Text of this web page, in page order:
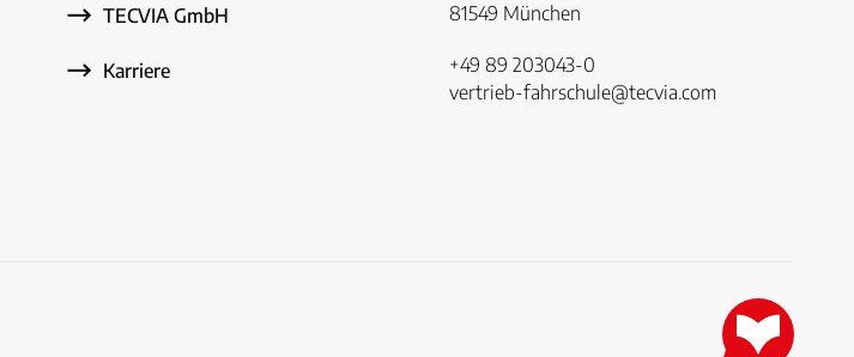
TECVIA GmbH
Karriere
81549 München
+49 89 203043-0
vertrieb-fahrschule@tecvia.com